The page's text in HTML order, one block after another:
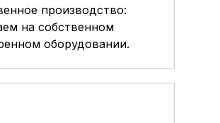
производство:
на собственном
оборудовании.